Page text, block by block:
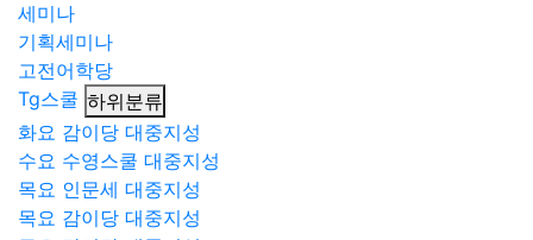
세미나
기획세미나
고전어학당
Tg스쿨 하위분류
화요 감이당 대중지성
수요 수영스쿨 대중지성
목요 인문세 대중지성
목요 감이당 대중지성